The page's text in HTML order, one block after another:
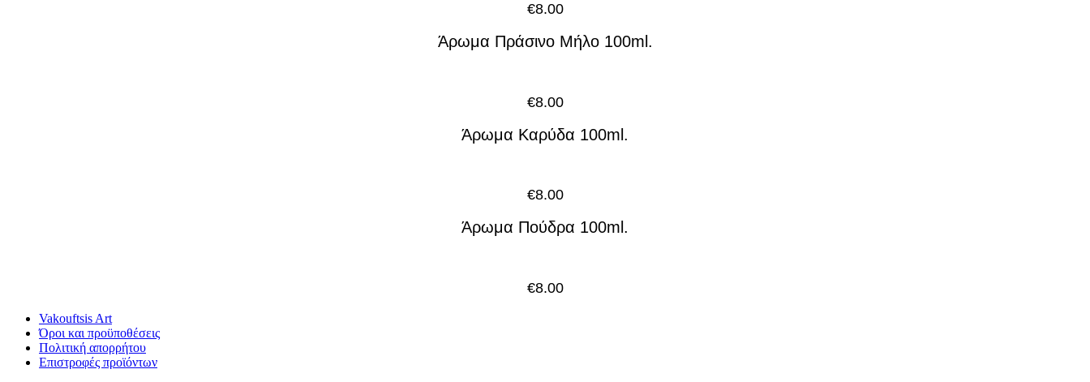
€8.00
Άρωμα Πράσινο Μήλο 100ml.
€8.00
Άρωμα Καρύδα 100ml.
€8.00
Άρωμα Πούδρα 100ml.
€8.00
Vakouftsis Art
Όροι και προϋποθέσεις
Πολιτική απορρήτου
Επιστροφές προϊόντων